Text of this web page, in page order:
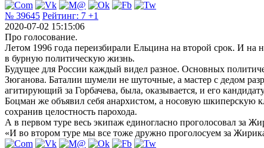
№ 39645 Рейтинг: 7 +1
2020-07-02 15:15:06
Про голосование.
Летом 1996 года переизбирали Ельцина на второй срок. И на
в бурную политическую жизнь.
Будущее для России каждый видел разное. Основных
Зюганова. Баталии шумели не шуточные, а мастер с дедом
агитирующий за Горбачева, была, оказывается, и его
Боцман же объявил себя анархистом, а носовую шкиперскую
сохранив целостность парохода.
А в первом туре весь экипаж единогласно проголосовал за
«И во втором туре мы все тоже дружно проголосуем за